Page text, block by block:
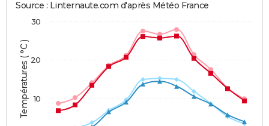
Températures ( °C )
Source : Linternaute.com d'après Météo France
10
20
30